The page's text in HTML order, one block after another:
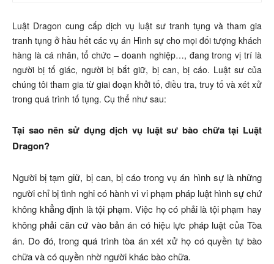
Luật Dragon cung cấp dịch vụ luật sư tranh tụng và tham gia
tranh tụng ở hầu hết các vụ án Hình sự cho mọi đối tượng khách
hàng là cá nhân, tổ chức – doanh nghiệp…, đang trong vị trí là
người bị tố giác, người bị bắt giữ, bị can, bị cáo. Luật sư của
chúng tôi tham gia từ giai đoạn khởi tố, điều tra, truy tố và xét xử
trong quá trình tố tụng. Cụ thể như sau:
Tại sao nên sử dụng dịch vụ luật sư bào chữa tại Luật
Dragon?
Người bị tạm giữ, bị can, bị cáo trong vụ án hình sự là những
người chỉ bị tình nghi có hành vi vi phạm pháp luật hình sự chứ
không khẳng định là tội phạm. Việc họ có phải là tội phạm hay
không phải căn cứ vào bản án có hiệu lực pháp luật của Tòa
án. Do đó, trong quá trình tòa án xét xử họ có quyền tự bào
chữa và có quyền nhờ người khác bào chữa.